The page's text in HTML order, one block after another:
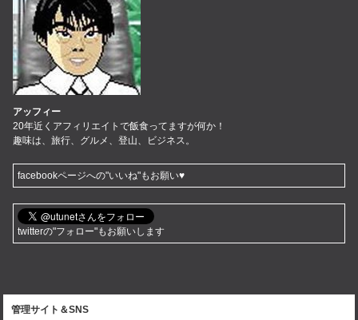
アッフィー
20年近くアフィリエイトで飯食ってますが何か！
趣味は、旅行、グルメ、登山、ビジネス。
facebookページへの"いいね"もお願い♥
twitterの"フォロー"もお願いします
管理サイト＆SNS